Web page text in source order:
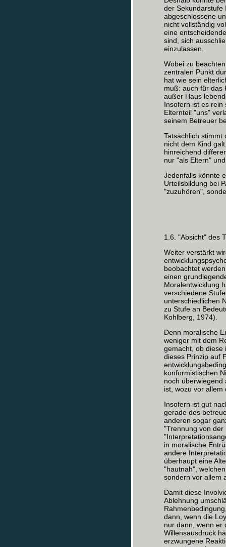
der Sekundarstufe
abgeschlossene
nicht vollständig
eine
sind, sich
einzulassen.
Wobei zu
zentralen Punkt
hat wie sein
muß: auch für das
außer Haus
Insofern ist es rein
Elternteil "uns"
seinem Betreuer
Tatsächlich stimmt
nicht dem Kind
hinreichend
nur "als Eltern"
Jedenfalls könnte
Urteilsbildung bei
"zuzuhören",
1.6. "Absicht" des
Weiter verstärkt
beobachtet
einen
Moralentwicklung
verschiedene
unterschiedlichen
zu Stufe an
Kohlberg, 1974).
Denn moralische
weniger mit dem
gemacht, ob diese
dieses Prinzip auf
konformistischen
noch
ist, wozu vor
Insofern ist gut
gerade des
anderen sogar
"Trennung von der
in moralische
andere
überhaupt eine
"hautnah",
sondern vor allem
Damit diese
Ablehnung
dann, wenn die
nur dann, wenn er
Willensausdruck
erzwungene